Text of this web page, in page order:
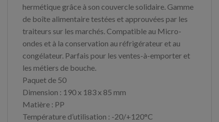
hermétique grâce à son couvercle solidaire. Gamme
de boîte alimentaire testées et approuvées par les
traiteurs sur les marchés. Compatible au Micro-
ondes et à la conservation au réfrigérateur et au
congélateur. Parfais pour les ventes-à-emporter et
les métiers de bouche.
Paquet de 50
Dimension : 190 x 183 x 85 mm
Matière : PP
Température d’utilisation : -20/+120°C